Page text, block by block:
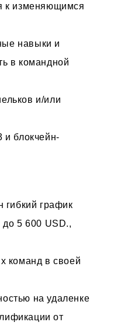
к изменяющимся
навыки и
в командной
и/или
и блокчейн-
график
5 600 USD.,
команд в своей
на удаленке
от